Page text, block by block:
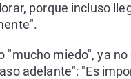
porque incluso
"mucho miedo", ya no
adelante": "Es